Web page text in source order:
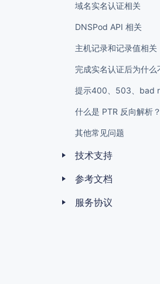
域名实名认证相关
DNSPod API 相关
主机记录和记录值相关
什么是 PTR 反向解析？
其他常见问题
技术支持
参考文档
服务协议